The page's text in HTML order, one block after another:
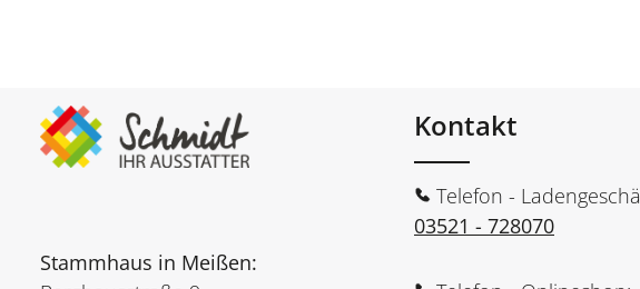
Stammhaus in Meißen:
Kontakt
Telefon -
03521 - 728070